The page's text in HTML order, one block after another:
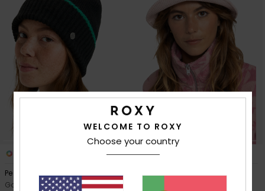
FIBRA RECICLADA
Peak Chic
Gorro Preto mulher
1
WELCOME TO ROXY
Choose your country